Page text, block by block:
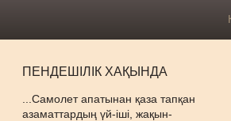
ПЕНДЕШІЛІК ХАҚЫНДА
...Самолет апатынан қаза тапқан
азаматтардың үй-іші, жақын-